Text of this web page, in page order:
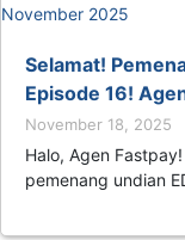
Selamat!
Episode 16!
November 18, 2025
Halo, Agen
pemenang undian